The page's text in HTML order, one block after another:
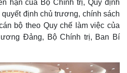
hạn của Bộ Chính trị, Quy định
định chủ trương, chính sách
bộ theo Quy chế làm việc của
Đảng, Bộ Chính trị, Ban Bí